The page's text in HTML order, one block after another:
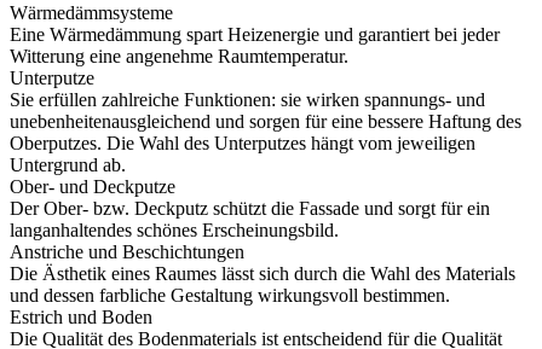
Wärmedämmsysteme
Eine Wärmedämmung spart Heizenergie und garantiert bei jeder
Witterung eine angenehme Raumtemperatur.
Unterputze
Sie erfüllen zahlreiche Funktionen: sie wirken spannungs- und
unebenheitenausgleichend und sorgen für eine bessere Haftung des
Oberputzes. Die Wahl des Unterputzes hängt vom jeweiligen
Untergrund ab.
Ober- und Deckputze
Der Ober- bzw. Deckputz schützt die Fassade und sorgt für ein
langanhaltendes schönes Erscheinungsbild.
Anstriche und Beschichtungen
Die Ästhetik eines Raumes lässt sich durch die Wahl des Materials
und dessen farbliche Gestaltung wirkungsvoll bestimmen.
Estrich und Boden
Die Qualität des Bodenmaterials ist entscheidend für die Qualität